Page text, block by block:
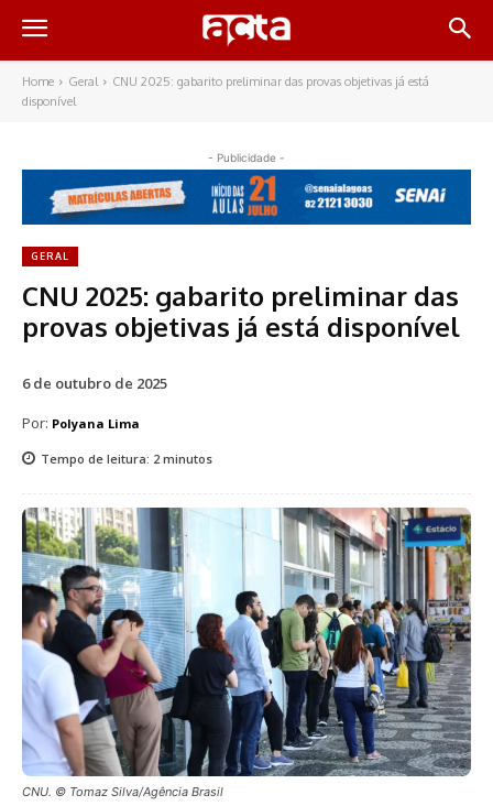
Home Geral
CNU 2025: gabarito preliminar das provas objetivas já está
disponível
- Publicidade -
GERAL
CNU 2025: gabarito preliminar das
provas objetivas já está disponível
6 de outubro de 2025
Por: Polyana Lima
Tempo de leitura: 2 minutos
CNU. © Tomaz Silva/Agência Brasil